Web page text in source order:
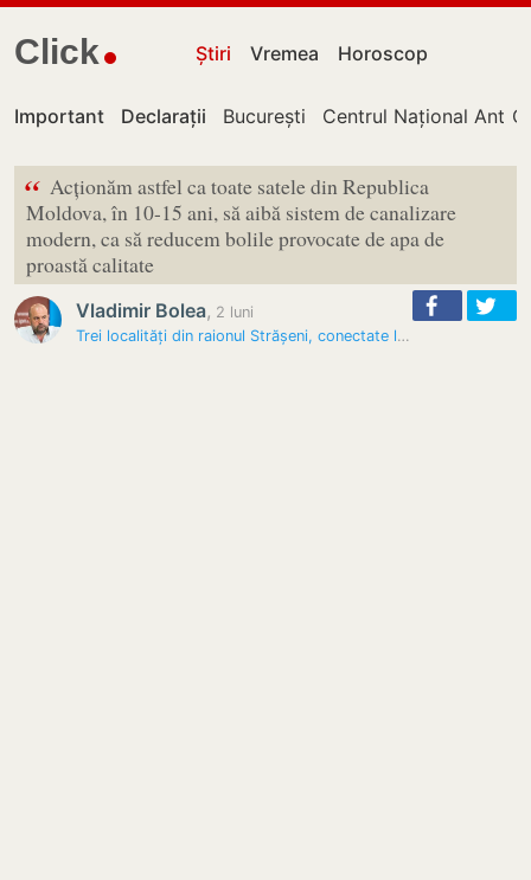
Click Știri Vremea Horoscop
Important Declarații București Centrul Național
“ Acționăm astfel ca toate satele din Republica
Moldova, în 10-15 ani, să aibă sistem de canalizare
modern, ca să reducem bolile provocate de apa de
proastă calitate
Vladimir Bolea, 2 luni
Trei localități din raionul Strășeni, conectate la sisteme moderne de…